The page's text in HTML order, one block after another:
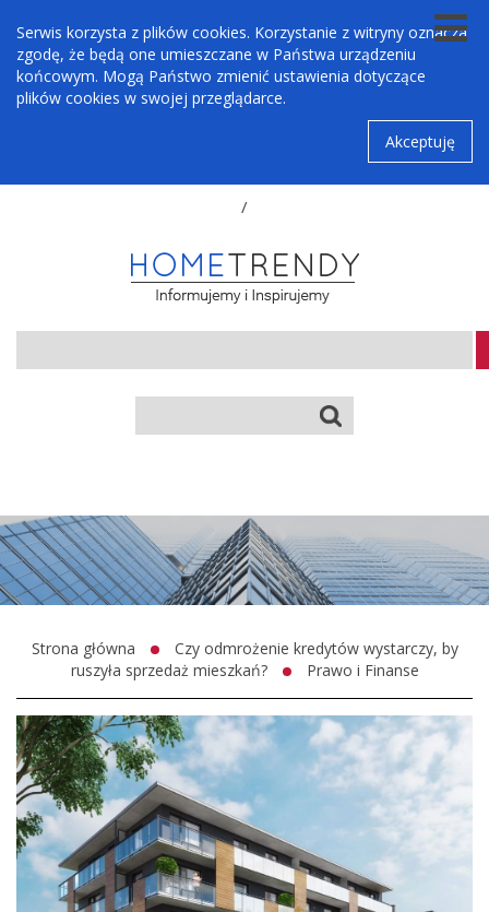
Serwis korzysta z plików cookies. Korzystanie z witryny oznacza
zgodę, że będą one umieszczane w Państwa urządzeniu
końcowym. Mogą Państwo zmienić ustawienia dotyczące
plików cookies w swojej przeglądarce.
Akceptuję
/
Strona główna
Czy odmrożenie kredytów wystarczy, by
ruszyła sprzedaż mieszkań?
Prawo i Finanse